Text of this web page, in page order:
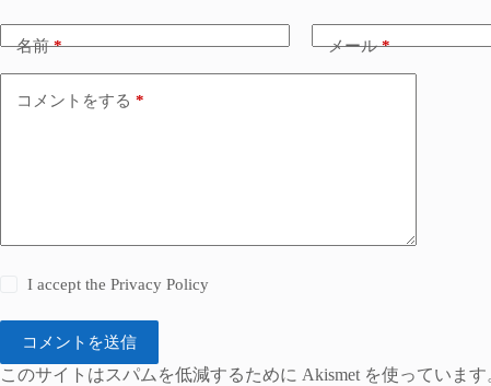
名前* メール*
コメントをする *
I accept thePrivacy Policy
コメントを送信
このサイトはスパムを低減するために Akismet を使っています